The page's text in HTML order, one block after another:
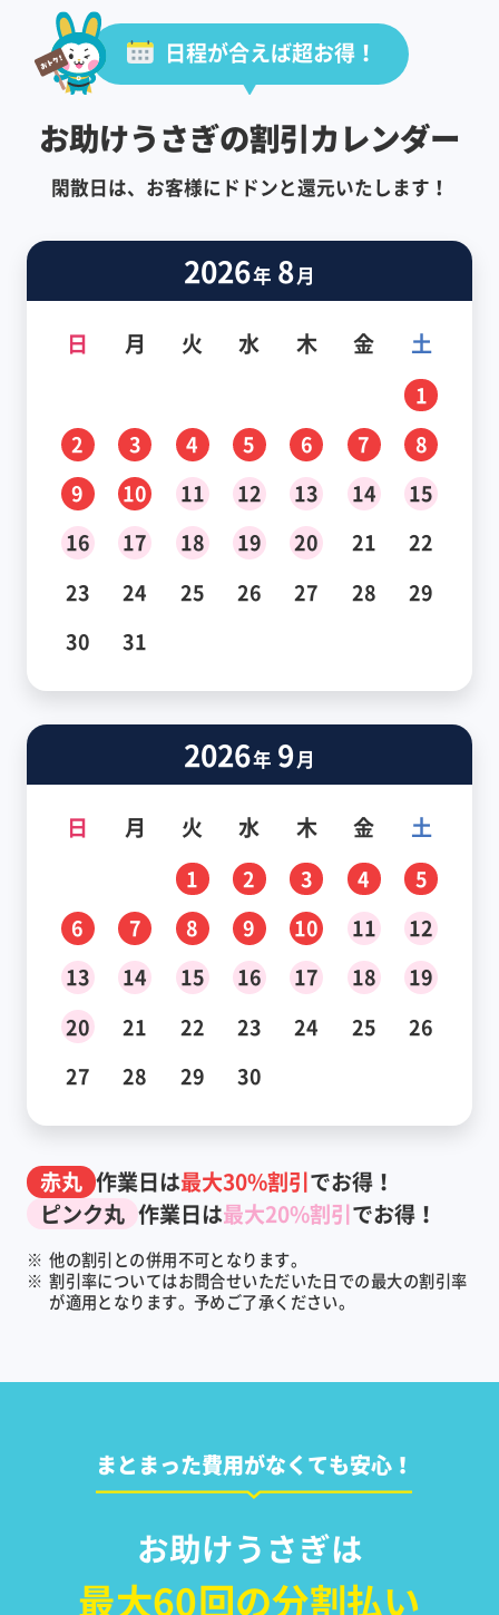
日程が合えば超お得！
お助けうさぎの割引カレンダー
閑散日は、お客様にドドンと還元いたします！
2026年 8月
日 月 火 水 木 金 土
1
2
3 4 5 6 7
8
9
10 11 12 13 14
15
16
17 18 19 20 21
22
23
24 25 26 27 28
29
30
31
2026年 9月
日 月 火 水 木 金 土
1 2 3 4
5
6
7 8 9 10 11
12
13
14 15 16 17 18
19
20
21 22 23 24 25
26
27
28 29 30
赤丸 作業日は最大30%割引でお得！
ピンク丸 作業日は最大20%割引でお得！
※ 他の割引との併用不可となります。
※ 割引率についてはお問合せいただいた日での最大の割引率
が適用となります。予めご了承ください。
まとまった費用がなくても安心！
お助けうさぎは
最大60回の分割払い